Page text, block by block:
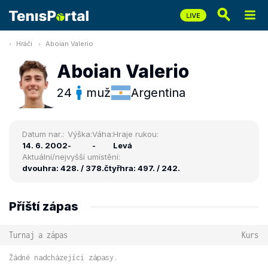
Hráči Aboian Valerio
Aboian Valerio
24 muž Argentina
Datum nar.:
14. 6. 2002
Výška:
-
Váha:
-
Hraje rukou:
Levá
Aktuální/nejvyšší umístění:
dvouhra: 428. / 378.čtyřhra: 497. / 242.
Příští zápas
Turnaj a zápas Kurs
Žádné nadcházející zápasy.